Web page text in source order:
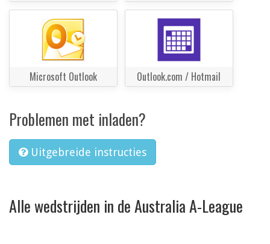
Microsoft Outlook Outlook.com / Hotmail
Problemen met inladen?
Uitgebreide instructies
Alle wedstrijden in de Australia A-League